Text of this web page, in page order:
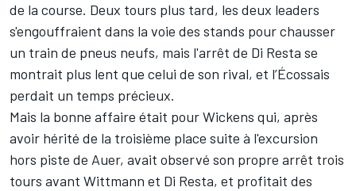
de la course. Deux tours plus tard, les deux leaders
s'engouffraient dans la voie des stands pour chausser
un train de pneus neufs, mais l'arrêt de Di Resta se
montrait plus lent que celui de son rival, et l’Écossais
perdait un temps précieux.
Mais la bonne affaire était pour Wickens qui, après
avoir hérité de la troisième place suite à l'excursion
hors piste de Auer, avait observé son propre arrêt trois
tours avant Wittmann et Di Resta, et profitait des